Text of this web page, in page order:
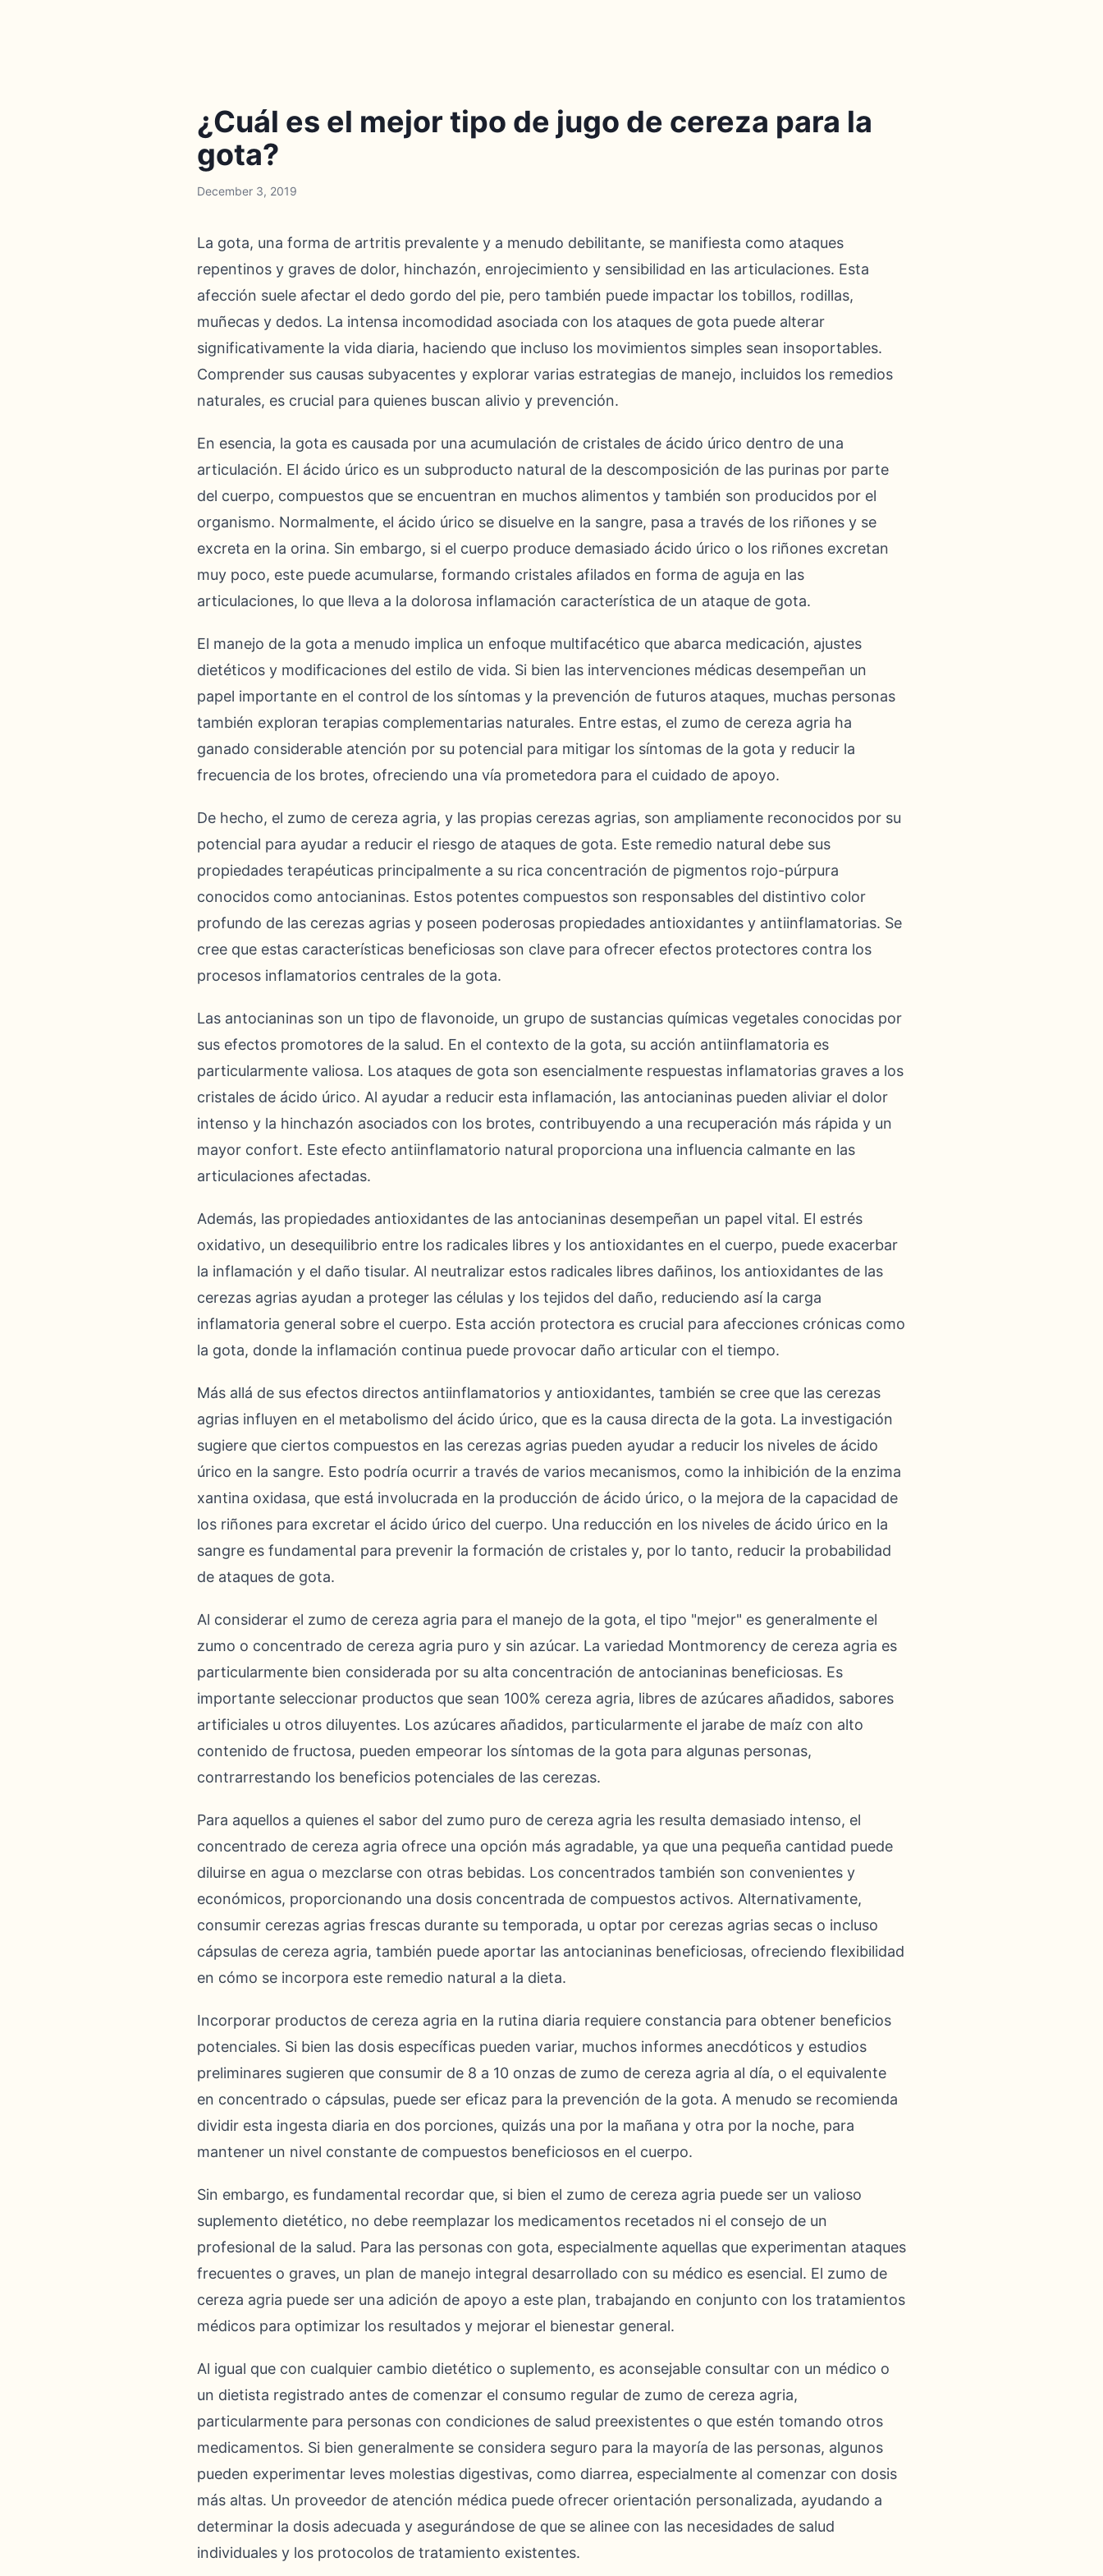
¿Cuál es el mejor tipo de jugo de cereza para la
gota?
December 3, 2019
La gota, una forma de artritis prevalente y a menudo debilitante, se manifiesta como ataques
repentinos y graves de dolor, hinchazón, enrojecimiento y sensibilidad en las articulaciones. Esta
afección suele afectar el dedo gordo del pie, pero también puede impactar los tobillos, rodillas,
muñecas y dedos. La intensa incomodidad asociada con los ataques de gota puede alterar
significativamente la vida diaria, haciendo que incluso los movimientos simples sean insoportables.
Comprender sus causas subyacentes y explorar varias estrategias de manejo, incluidos los remedios
naturales, es crucial para quienes buscan alivio y prevención.
En esencia, la gota es causada por una acumulación de cristales de ácido úrico dentro de una
articulación. El ácido úrico es un subproducto natural de la descomposición de las purinas por parte
del cuerpo, compuestos que se encuentran en muchos alimentos y también son producidos por el
organismo. Normalmente, el ácido úrico se disuelve en la sangre, pasa a través de los riñones y se
excreta en la orina. Sin embargo, si el cuerpo produce demasiado ácido úrico o los riñones excretan
muy poco, este puede acumularse, formando cristales afilados en forma de aguja en las
articulaciones, lo que lleva a la dolorosa inflamación característica de un ataque de gota.
El manejo de la gota a menudo implica un enfoque multifacético que abarca medicación, ajustes
dietéticos y modificaciones del estilo de vida. Si bien las intervenciones médicas desempeñan un
papel importante en el control de los síntomas y la prevención de futuros ataques, muchas personas
también exploran terapias complementarias naturales. Entre estas, el zumo de cereza agria ha
ganado considerable atención por su potencial para mitigar los síntomas de la gota y reducir la
frecuencia de los brotes, ofreciendo una vía prometedora para el cuidado de apoyo.
De hecho, el zumo de cereza agria, y las propias cerezas agrias, son ampliamente reconocidos por su
potencial para ayudar a reducir el riesgo de ataques de gota. Este remedio natural debe sus
propiedades terapéuticas principalmente a su rica concentración de pigmentos rojo-púrpura
conocidos como antocianinas. Estos potentes compuestos son responsables del distintivo color
profundo de las cerezas agrias y poseen poderosas propiedades antioxidantes y antiinflamatorias. Se
cree que estas características beneficiosas son clave para ofrecer efectos protectores contra los
procesos inflamatorios centrales de la gota.
Las antocianinas son un tipo de flavonoide, un grupo de sustancias químicas vegetales conocidas por
sus efectos promotores de la salud. En el contexto de la gota, su acción antiinflamatoria es
particularmente valiosa. Los ataques de gota son esencialmente respuestas inflamatorias graves a los
cristales de ácido úrico. Al ayudar a reducir esta inflamación, las antocianinas pueden aliviar el dolor
intenso y la hinchazón asociados con los brotes, contribuyendo a una recuperación más rápida y un
mayor confort. Este efecto antiinflamatorio natural proporciona una influencia calmante en las
articulaciones afectadas.
Además, las propiedades antioxidantes de las antocianinas desempeñan un papel vital. El estrés
oxidativo, un desequilibrio entre los radicales libres y los antioxidantes en el cuerpo, puede exacerbar
la inflamación y el daño tisular. Al neutralizar estos radicales libres dañinos, los antioxidantes de las
cerezas agrias ayudan a proteger las células y los tejidos del daño, reduciendo así la carga
inflamatoria general sobre el cuerpo. Esta acción protectora es crucial para afecciones crónicas como
la gota, donde la inflamación continua puede provocar daño articular con el tiempo.
Más allá de sus efectos directos antiinflamatorios y antioxidantes, también se cree que las cerezas
agrias influyen en el metabolismo del ácido úrico, que es la causa directa de la gota. La investigación
sugiere que ciertos compuestos en las cerezas agrias pueden ayudar a reducir los niveles de ácido
úrico en la sangre. Esto podría ocurrir a través de varios mecanismos, como la inhibición de la enzima
xantina oxidasa, que está involucrada en la producción de ácido úrico, o la mejora de la capacidad de
los riñones para excretar el ácido úrico del cuerpo. Una reducción en los niveles de ácido úrico en la
sangre es fundamental para prevenir la formación de cristales y, por lo tanto, reducir la probabilidad
de ataques de gota.
Al considerar el zumo de cereza agria para el manejo de la gota, el tipo "mejor" es generalmente el
zumo o concentrado de cereza agria puro y sin azúcar. La variedad Montmorency de cereza agria es
particularmente bien considerada por su alta concentración de antocianinas beneficiosas. Es
importante seleccionar productos que sean 100% cereza agria, libres de azúcares añadidos, sabores
artificiales u otros diluyentes. Los azúcares añadidos, particularmente el jarabe de maíz con alto
contenido de fructosa, pueden empeorar los síntomas de la gota para algunas personas,
contrarrestando los beneficios potenciales de las cerezas.
Para aquellos a quienes el sabor del zumo puro de cereza agria les resulta demasiado intenso, el
concentrado de cereza agria ofrece una opción más agradable, ya que una pequeña cantidad puede
diluirse en agua o mezclarse con otras bebidas. Los concentrados también son convenientes y
económicos, proporcionando una dosis concentrada de compuestos activos. Alternativamente,
consumir cerezas agrias frescas durante su temporada, u optar por cerezas agrias secas o incluso
cápsulas de cereza agria, también puede aportar las antocianinas beneficiosas, ofreciendo flexibilidad
en cómo se incorpora este remedio natural a la dieta.
Incorporar productos de cereza agria en la rutina diaria requiere constancia para obtener beneficios
potenciales. Si bien las dosis específicas pueden variar, muchos informes anecdóticos y estudios
preliminares sugieren que consumir de 8 a 10 onzas de zumo de cereza agria al día, o el equivalente
en concentrado o cápsulas, puede ser eficaz para la prevención de la gota. A menudo se recomienda
dividir esta ingesta diaria en dos porciones, quizás una por la mañana y otra por la noche, para
mantener un nivel constante de compuestos beneficiosos en el cuerpo.
Sin embargo, es fundamental recordar que, si bien el zumo de cereza agria puede ser un valioso
suplemento dietético, no debe reemplazar los medicamentos recetados ni el consejo de un
profesional de la salud. Para las personas con gota, especialmente aquellas que experimentan ataques
frecuentes o graves, un plan de manejo integral desarrollado con su médico es esencial. El zumo de
cereza agria puede ser una adición de apoyo a este plan, trabajando en conjunto con los tratamientos
médicos para optimizar los resultados y mejorar el bienestar general.
Al igual que con cualquier cambio dietético o suplemento, es aconsejable consultar con un médico o
un dietista registrado antes de comenzar el consumo regular de zumo de cereza agria,
particularmente para personas con condiciones de salud preexistentes o que estén tomando otros
medicamentos. Si bien generalmente se considera seguro para la mayoría de las personas, algunos
pueden experimentar leves molestias digestivas, como diarrea, especialmente al comenzar con dosis
más altas. Un proveedor de atención médica puede ofrecer orientación personalizada, ayudando a
determinar la dosis adecuada y asegurándose de que se alinee con las necesidades de salud
individuales y los protocolos de tratamiento existentes.